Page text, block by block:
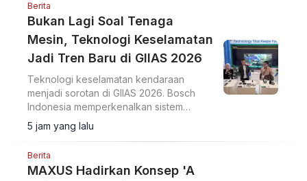
Berita
Bukan Lagi Soal Tenaga
Mesin, Teknologi Keselamatan
Jadi Tren Baru di GIIAS 2026
Teknologi keselamatan kendaraan
menjadi sorotan di GIIAS 2026. Bosch
Indonesia memperkenalkan sistem
Sense, Think, dan Act yang membantu
pengemudi.
5 jam yang lalu
Berita
MAXUS Hadirkan Konsep 'A